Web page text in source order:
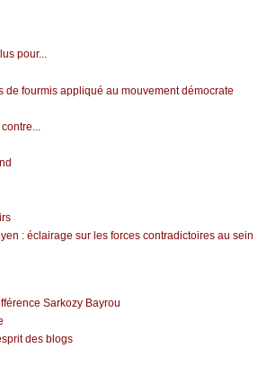
pour...
de fourmis appliqué au mouvement démocrate
: éclairage sur les forces contradictoires au sein
Sarkozy Bayrou
des blogs